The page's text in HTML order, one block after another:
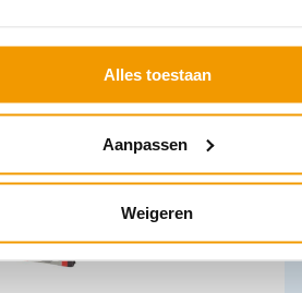
Alles toestaan
Aanpassen
Weigeren
Opties bekijken
Leverbaar